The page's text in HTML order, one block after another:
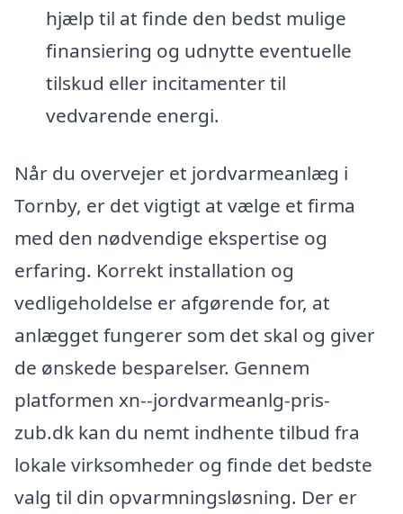
hjælp til at finde den bedst mulige
finansiering og udnytte eventuelle
tilskud eller incitamenter til
vedvarende energi.
Når du overvejer et jordvarmeanlæg i
Tornby, er det vigtigt at vælge et firma
med den nødvendige ekspertise og
erfaring. Korrekt installation og
vedligeholdelse er afgørende for, at
anlægget fungerer som det skal og giver
de ønskede besparelser. Gennem
platformen xn--jordvarmeanlg-pris-
zub.dk kan du nemt indhente tilbud fra
lokale virksomheder og finde det bedste
valg til din opvarmningsløsning. Der er